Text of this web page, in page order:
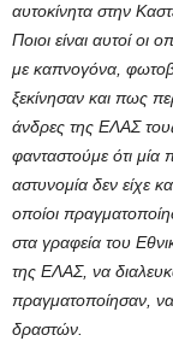
αυτοκίνητα στην
Ποιοι είναι αυτοί
με καπνογόνα,
ξεκίνησαν και πως
άνδρες της ΕΛΑΣ
φανταστούμε ότι
αστυνομία δεν είχε
οποίοι
στα γραφεία του
της ΕΛΑΣ, να
πραγματοποίησαν,
δραστών.